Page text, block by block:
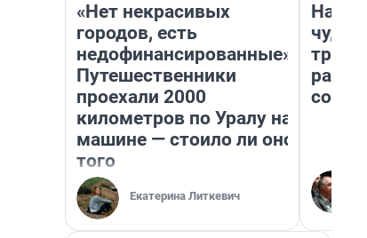
«Нет некрасивых
городов, есть
недофинансированные».
Путешественники
проехали 2000
километров по Уралу на
машине — стоило ли оно
того
Екатерина Литкевич